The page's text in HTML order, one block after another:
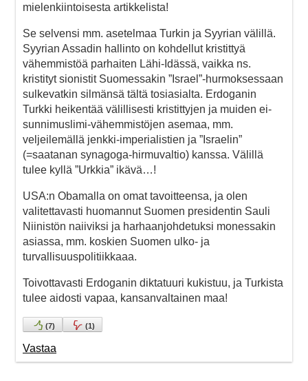
mielenkiintoisesta artikkelista!
Se selvensi mm. asetelmaa Turkin ja Syyrian välillä.
Syyrian Assadin hallinto on kohdellut kristittyä
vähemmistöä parhaiten Lähi-Idässä, vaikka ns.
kristityt sionistit Suomessakin ”Israel”-hurmoksessaan
sulkevatkin silmänsä tältä tosiasialta. Erdoganin
Turkki heikentää välillisesti kristittyjen ja muiden ei-
sunnimuslimi-vähemmistöjen asemaa, mm.
veljeilemällä jenkki-imperialistien ja ”Israelin”
(=saatanan synagoga-hirmuvaltio) kanssa. Välillä
tulee kyllä ”Urkkia” ikävä…!
USA:n Obamalla on omat tavoitteensa, ja olen
valitettavasti huomannut Suomen presidentin Sauli
Niinistön naiiviksi ja harhaanjohdetuksi monessakin
asiassa, mm. koskien Suomen ulko- ja
turvallisuuspolitiikkaaa.
Toivottavasti Erdoganin diktatuuri kukistuu, ja Turkista
tulee aidosti vapaa, kansanvaltainen maa!
(7) (1)
Vastaa